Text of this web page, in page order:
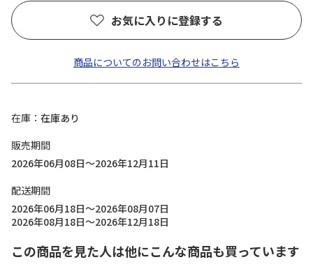
お気に入りに登録する
商品についてのお問い合わせはこちら
在庫
在庫あり
販売期間
2026年06月08日～2026年12月11日
配送期間
2026年06月18日～2026年08月07日
2026年08月18日～2026年12月18日
この商品を見た人は他にこんな商品も買っています